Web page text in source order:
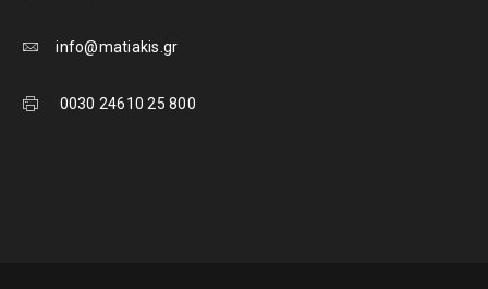
info@matiakis.gr
0030 24610 25 800